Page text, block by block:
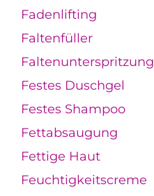
Fadenlifting
Faltenfüller
Faltenunterspritzung
Festes Duschgel
Festes Shampoo
Fettabsaugung
Fettige Haut
Feuchtigkeitscreme